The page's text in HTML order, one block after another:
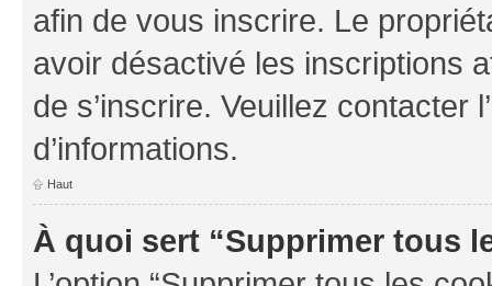
afin de vous inscrire. Le
avoir désactivé les inscriptions
de s’inscrire. Veuillez contacter
d’informations.
Haut
À quoi sert “Supprimer tous